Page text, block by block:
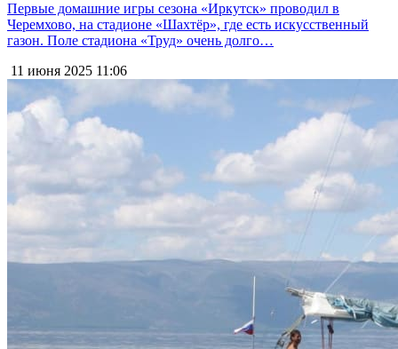
Первые домашние игры сезона «Иркутск» проводил в
Черемхово, на стадионе «Шахтёр», где есть искусственный
газон. Поле стадиона «Труд» очень долго…
11 июня 2025 11:06